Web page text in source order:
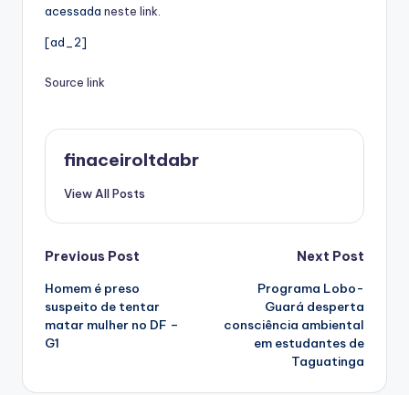
acessada neste link.
[ad_2]
Source link
finaceiroltdabr
View All Posts
Post
navigation
Previous Post
Homem é preso
suspeito de tentar
matar mulher no DF –
G1
Next Post
Programa Lobo-
Guará desperta
consciência ambiental
em estudantes de
Taguatinga